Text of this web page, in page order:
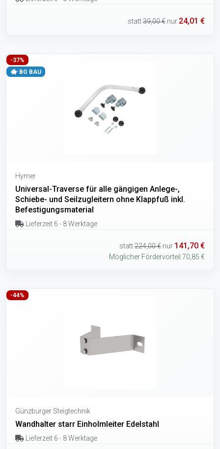
statt39,00 € nur 24,01 €
-37%
BG BAU
Hymer
Universal-Traverse für alle gängigen Anlege-,
Schiebe- und Seilzugleitern ohne Klappfuß inkl.
Befestigungsmaterial
Lieferzeit 6 - 8 Werktage
statt224,00 € nur 141,70 €
Möglicher Fördervorteil 70,85 €
-44%
Günzburger Steigtechnik
Wandhalter starr Einholmleiter Edelstahl
Lieferzeit 6 - 8 Werktage